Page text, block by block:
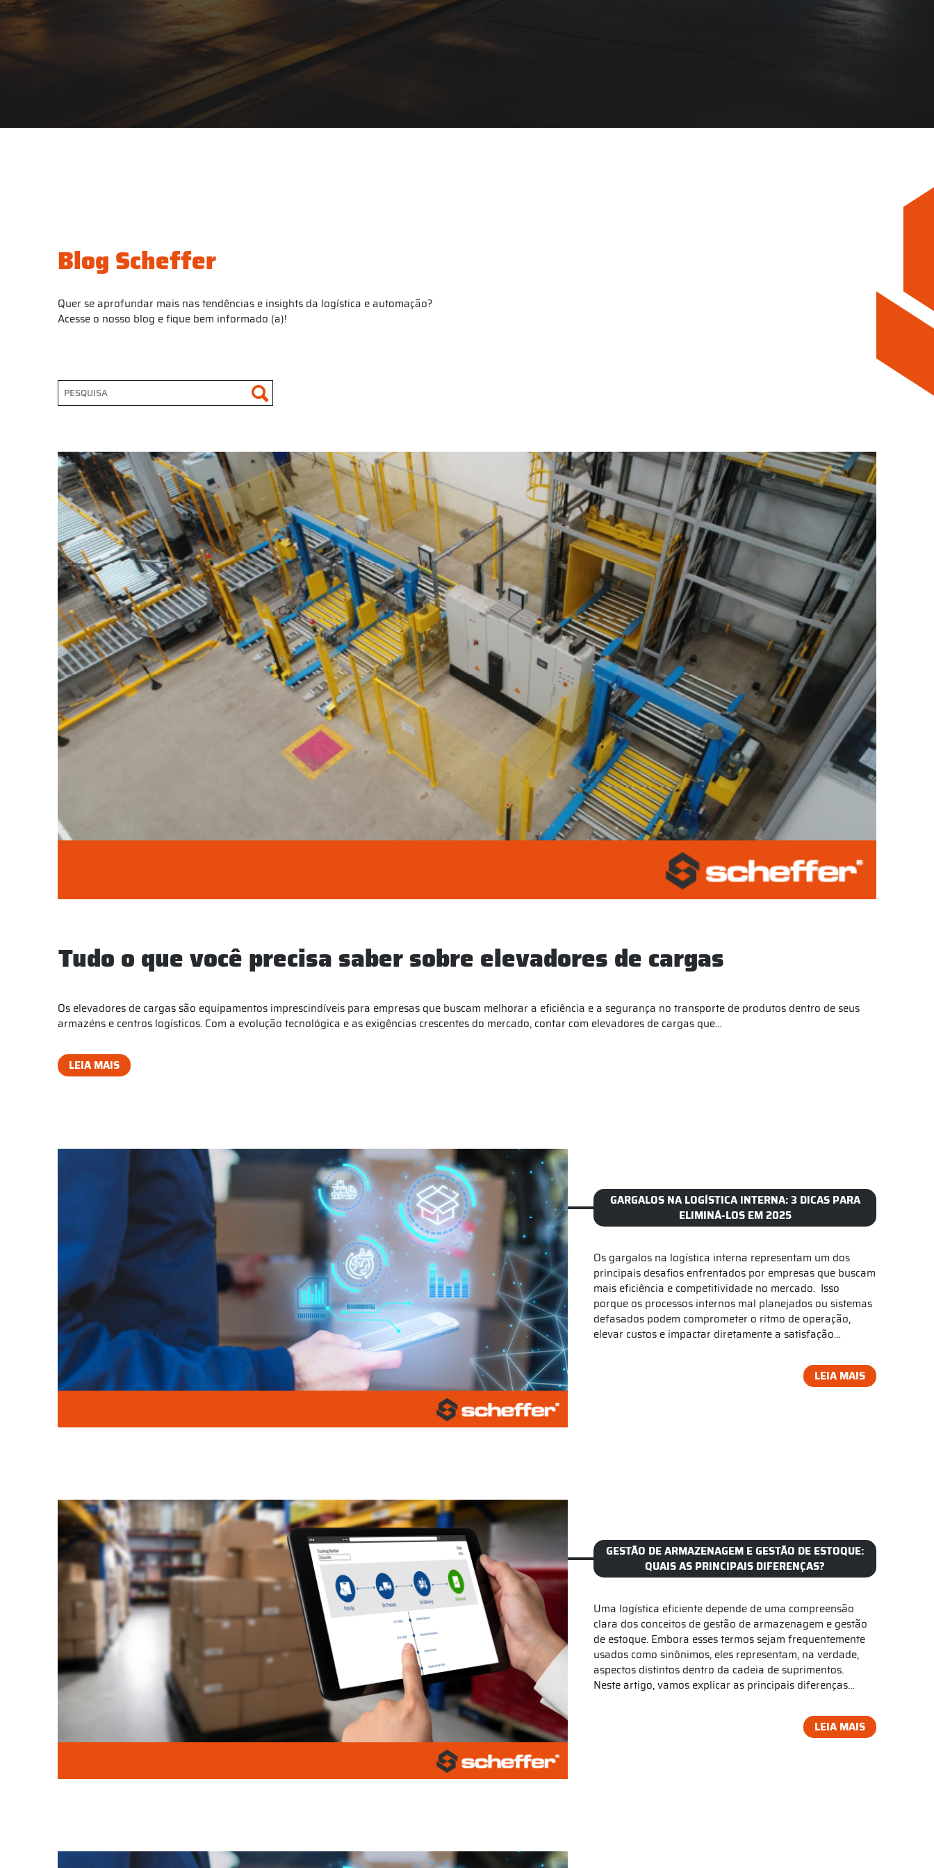
Blog Scheffer
Quer se aprofundar mais nas tendências e insights da logística e automação?
Acesse o nosso blog e fique bem informado (a)!
Tudo o que você precisa saber sobre elevadores de cargas
Os elevadores de cargas são equipamentos imprescindíveis para empresas que buscam melhorar a eficiência e a segurança no transporte de produtos dentro de seus
armazéns e centros logísticos. Com a evolução tecnológica e as exigências crescentes do mercado, contar com elevadores de cargas que…
LEIA MAIS
GARGALOS NA LOGÍSTICA INTERNA: 3 DICAS PARA
ELIMINÁ-LOS EM 2025
Os gargalos na logística interna representam um dos
principais desafios enfrentados por empresas que buscam
mais eficiência e competitividade no mercado. Isso
porque os processos internos mal planejados ou sistemas
defasados podem comprometer o ritmo de operação,
elevar custos e impactar diretamente a satisfação…
LEIA MAIS
GESTÃO DE ARMAZENAGEM E GESTÃO DE ESTOQUE:
QUAIS AS PRINCIPAIS DIFERENÇAS?
Uma logística eficiente depende de uma compreensão
clara dos conceitos de gestão de armazenagem e gestão
de estoque. Embora esses termos sejam frequentemente
usados como sinônimos, eles representam, na verdade,
aspectos distintos dentro da cadeia de suprimentos.
Neste artigo, vamos explicar as principais diferenças…
LEIA MAIS